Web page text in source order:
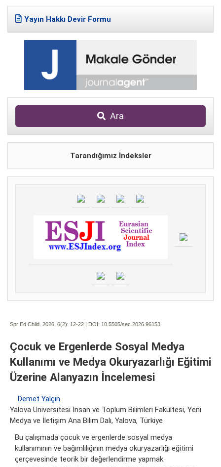
Yayın Hakkı Devir Formu
Ara
Tarandığımız İndeksler
Spr Ed Child. 2026; 6(2): 12-22 | DOI: 10.5505/sec.2026.96153
Çocuk ve Ergenlerde Sosyal Medya
Kullanımı ve Medya Okuryazarlığı Eğitimi
Üzerine Alanyazın İncelemesi
Demet Yalçın
Yalova Üniversitesi İnsan ve Toplum Bilimleri Fakültesi, Yeni
Medya ve İletişim Ana Bilim Dalı, Yalova, Türkiye
Bu çalışmada çocuk ve ergenlerde sosyal medya
kullanımının ve bağımlılığının medya okuryazarlığı eğitimi
çerçevesinde teorik bir değerlendirme yapmak